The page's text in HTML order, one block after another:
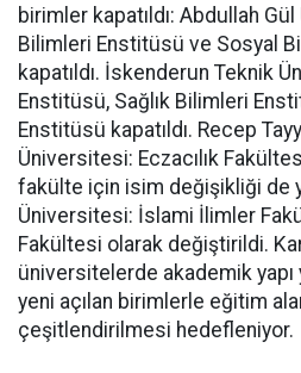
birimler kapatıldı: Abdullah
Bilimleri Enstitüsü ve Sosyal
kapatıldı. İskenderun Teknik
Enstitüsü, Sağlık Bilimleri
Enstitüsü kapatıldı. Recep
Üniversitesi: Eczacılık
fakülte için isim değişikliği de
Üniversitesi: İslami İlimler
Fakültesi olarak değiştirildi.
üniversitelerde akademik
yeni açılan birimlerle eğitim
çeşitlendirilmesi hedefleniyor.